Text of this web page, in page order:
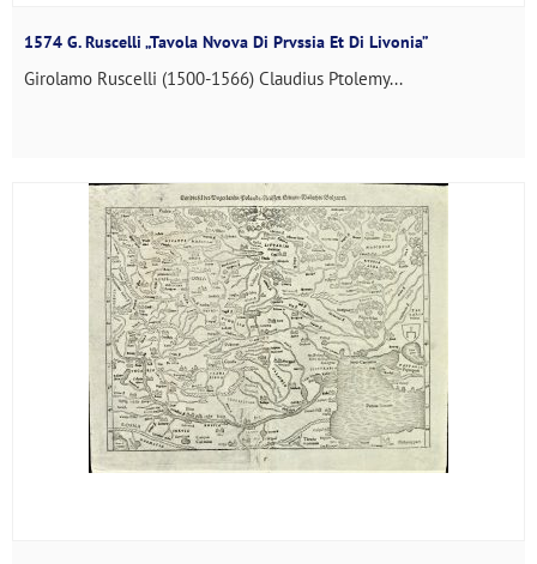
1574 G. Ruscelli „Tavola Nvova Di Prvssia Et Di Livonia”
Girolamo Ruscelli (1500-1566) Claudius Ptolemy...